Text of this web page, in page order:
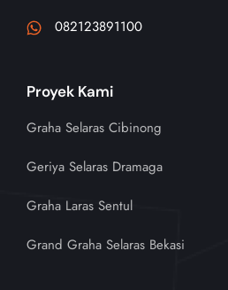
082123891100
Proyek Kami
Graha Selaras Cibinong
Geriya Selaras Dramaga
Graha Laras Sentul
Grand Graha Selaras Bekasi